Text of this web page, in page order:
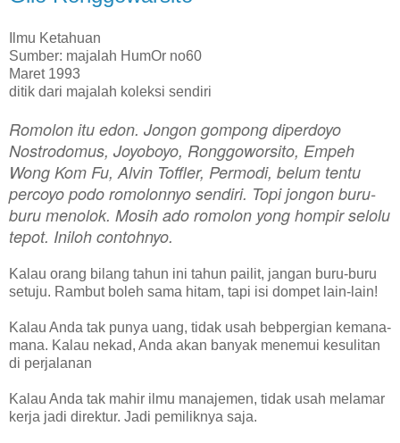
Ilmu Ketahuan
Sumber: majalah HumOr no60
Maret 1993
ditik dari majalah koleksi sendiri
Romolon itu edon. Jongon gompong diperdoyo
Nostrodomus, Joyoboyo, Ronggoworsito, Empeh
Wong Kom Fu, Alvin Toffler, Permodi, belum tentu
percoyo podo romolonnyo sendiri. Topi jongon buru-
buru menolok. Mosih ado romolon yong hompir selolu
tepot. Iniloh contohnyo.
Kalau orang bilang tahun ini tahun pailit, jangan buru-buru
setuju. Rambut boleh sama hitam, tapi isi dompet lain-lain!
Kalau Anda tak punya uang, tidak usah bebpergian kemana-
mana. Kalau nekad, Anda akan banyak menemui kesulitan
di perjalanan
Kalau Anda tak mahir ilmu manajemen, tidak usah melamar
kerja jadi direktur. Jadi pemiliknya saja.